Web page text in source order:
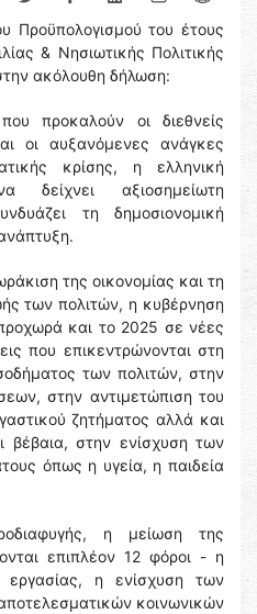
Προϋπολογισμού του έτους
& Νησιωτικής Πολιτικής
ακόλουθη δήλωση:
προκαλούν οι διεθνείς
οι αυξανόμενες ανάγκες
κρίσης, η ελληνική
δείχνει αξιοσημείωτη
τη δημοσιονομική
της οικονομίας και τη
των πολιτών, η κυβέρνηση
και το 2025 σε νέες
που επικεντρώνονται στη
των πολιτών, στην
στην αντιμετώπιση του
ζητήματος αλλά και
βέβαια, στην ενίσχυση των
όπως η υγεία, η παιδεία
η μείωση της
επιπλέον 12 φόροι - η
εργασίας, η ενίσχυση των
κοινωνικών